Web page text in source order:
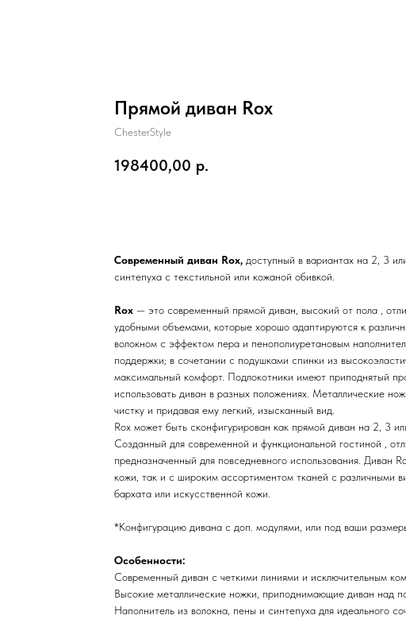
Прямой диван Rox
ChesterStyle
198400,00 р.
Современный диван Rox, доступный в вариантах на 2, 3
синтепуха с текстильной или кожаной обивкой.
Rox — это современный прямой диван, высокий от пола ,
удобными объемами, которые хорошо адаптируются к
волокном с эффектом пера и пенополиуретановым
поддержки; в сочетании с подушками спинки из
максимальный комфорт. Подлокотники имеют приподнятый
использовать диван в разных положениях. Металлические
чистку и придавая ему легкий, изысканный вид.
Rox может быть сконфигурирован как прямой диван на 2, 3
Созданный для современной и функциональной гостиной ,
предназначенный для повседневного использования. Диван
кожи, так и с широким ассортиментом тканей с различными
бархата или искусственной кожи.
*Конфигурацию дивана с доп. модулями, или под ваши
Особенности:
Современный диван с четкими линиями и исключительным
Высокие металлические ножки, приподнимающие диван над
Наполнитель из волокна, пены и синтепуха для идеального